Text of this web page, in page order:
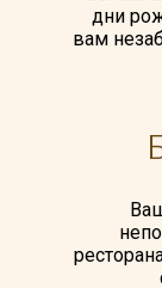
дни
вам